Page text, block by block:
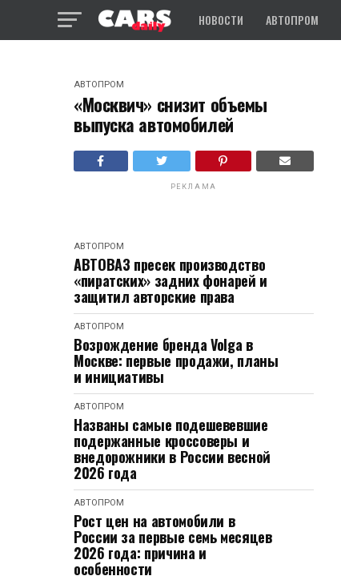
НОВОСТИ АВТОПРОМ
АВТОПРОМ
«Москвич» снизит объемы
выпуска автомобилей
РЕКЛАМА
АВТОПРОМ
АВТОВАЗ пресек производство
«пиратских» задних фонарей и
защитил авторские права
АВТОПРОМ
Возрождение бренда Volga в
Москве: первые продажи, планы
и инициативы
АВТОПРОМ
Названы самые подешевевшие
подержанные кроссоверы и
внедорожники в России весной
2026 года
АВТОПРОМ
Рост цен на автомобили в
России за первые семь месяцев
2026 года: причина и
особенности